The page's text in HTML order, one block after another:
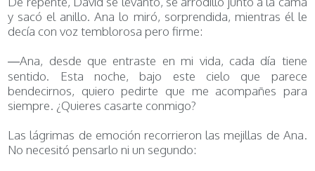
y sacó el anillo. Ana lo miró, sorprendida, mientras él le
decía con voz temblorosa pero firme:
—Ana, desde que entraste en mi vida, cada día tiene
sentido. Esta noche, bajo este cielo que parece
bendecirnos, quiero pedirte que me acompañes para
siempre. ¿Quieres casarte conmigo?
Las lágrimas de emoción recorrieron las mejillas de Ana.
No necesitó pensarlo ni un segundo: